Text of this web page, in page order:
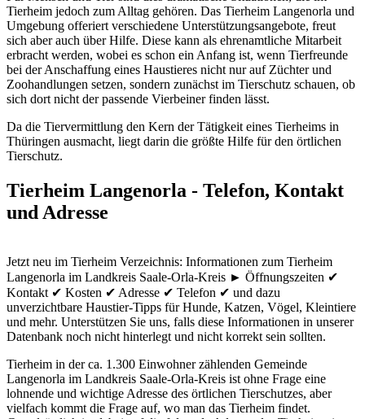
Tierheim jedoch zum Alltag gehören. Das Tierheim Langenorla und
Umgebung offeriert verschiedene Unterstützungsangebote, freut
sich aber auch über Hilfe. Diese kann als ehrenamtliche Mitarbeit
erbracht werden, wobei es schon ein Anfang ist, wenn Tierfreunde
bei der Anschaffung eines Haustieres nicht nur auf Züchter und
Zoohandlungen setzen, sondern zunächst im Tierschutz schauen, ob
sich dort nicht der passende Vierbeiner finden lässt.
Da die Tiervermittlung den Kern der Tätigkeit eines Tierheims in
Thüringen ausmacht, liegt darin die größte Hilfe für den örtlichen
Tierschutz.
Tierheim Langenorla - Telefon, Kontakt
und Adresse
Jetzt neu im Tierheim Verzeichnis: Informationen zum Tierheim
Langenorla im Landkreis Saale-Orla-Kreis ► Öffnungszeiten ✔
Kontakt ✔ Kosten ✔ Adresse ✔ Telefon ✔ und dazu
unverzichtbare Haustier-Tipps für Hunde, Katzen, Vögel, Kleintiere
und mehr. Unterstützen Sie uns, falls diese Informationen in unserer
Datenbank noch nicht hinterlegt und nicht korrekt sein sollten.
Tierheim in der ca. 1.300 Einwohner zählenden Gemeinde
Langenorla im Landkreis Saale-Orla-Kreis ist ohne Frage eine
lohnende und wichtige Adresse des örtlichen Tierschutzes, aber
vielfach kommt die Frage auf, wo man das Tierheim findet.